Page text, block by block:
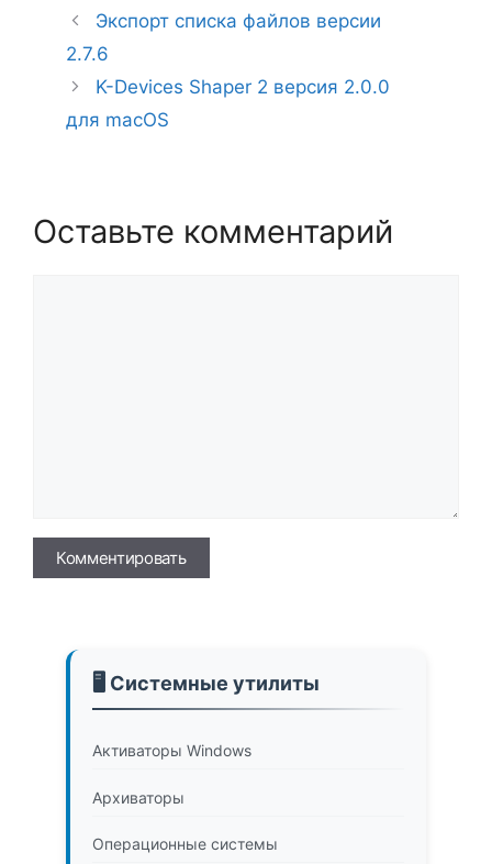
Экспорт списка файлов версии
2.7.6
K-Devices Shaper 2 версия 2.0.0
для macOS
Оставьте комментарий
Имя
🖥️ Системные утилиты
Активаторы Windows
Архиваторы
Операционные системы